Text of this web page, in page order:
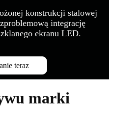
konstrukcji stalowej
integrację
ekranu LED.
teraz
marki